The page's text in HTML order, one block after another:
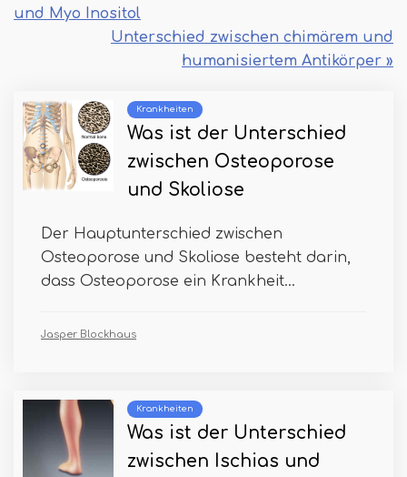
und Myo Inositol
Unterschied zwischen chimärem und
humanisiertem Antikörper »
Krankheiten
Was ist der Unterschied
zwischen Osteoporose
und Skoliose
Der Hauptunterschied zwischen
Osteoporose und Skoliose besteht darin,
dass Osteoporose ein Krankheit...
Jasper Blockhaus
Krankheiten
Was ist der Unterschied
zwischen Ischias und